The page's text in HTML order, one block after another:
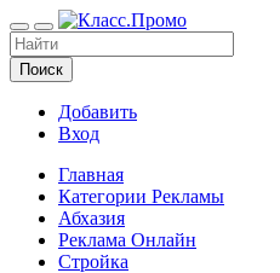
Поиск
Добавить
Вход
Главная
Категории Рекламы
Абхазия
Реклама Онлайн
Стройка